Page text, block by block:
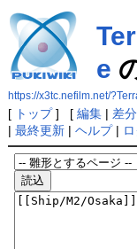
e
https://x3tc.nefilm.net/
[ トップ] [ 編集| 差分
| 最終更新| ヘルプ|